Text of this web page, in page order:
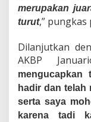
merupakan
turut,” pungkas
Dilanjutkan
AKBP
mengucapkan
hadir dan telah
serta saya
karena tadi